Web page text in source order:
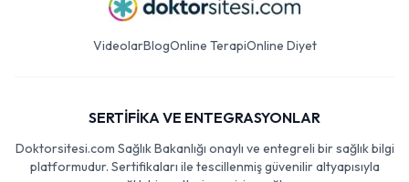
VideolarBlogOnline TerapiOnline Diyet
SERTİFİKA VE ENTEGRASYONLAR
Doktorsitesi.com Sağlık Bakanlığı onaylı ve entegreli bir sağlık bilgi
platformudur. Sertifikaları ile tescillenmiş güvenilir altyapısıyla